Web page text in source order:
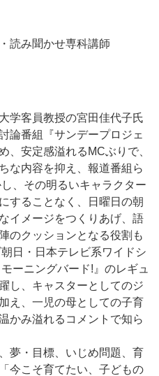
読み聞かせ専科講師
学客員教授の宮田佳代子氏
論番組『サンデープロジェ
、安定感溢れるMCぶりで、
な内容を抑え、報道番組ら
、その明るいキャラクター
することなく、日曜日の朝
イメージをつくりあげ、語
のクッションとなる役割も
日・日本テレビ系ワイドシ
ーニングバード!』のレギュ
し、キャスターとしてのジ
え、一児の母としての子育
かみ溢れるコメントで知ら
夢・目標、いじめ問題、育
今こそ育てたい、子どもの